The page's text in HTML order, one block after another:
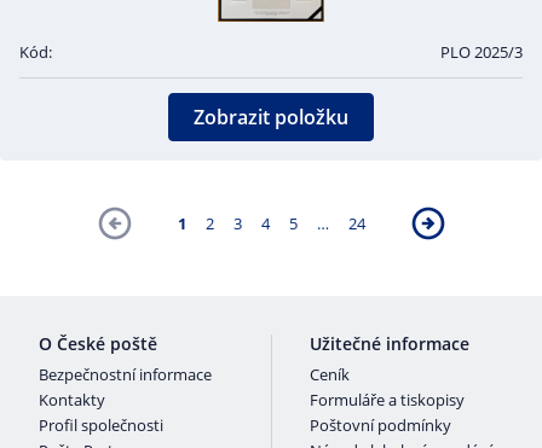
Kód: PLO 2025/3
Zobrazit položku
1 2 3 4 5 … 24
O České poště
Bezpečnostní informace
Kontakty
Profil společnosti
Užitečné informace
Ceník
Formuláře a tiskopisy
Poštovní podmínky